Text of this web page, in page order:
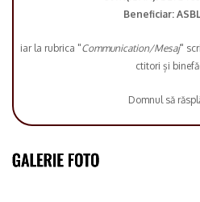
Beneficiar:
iar la rubrica "Communication/Mesaj"
ctitori și
Domnul să